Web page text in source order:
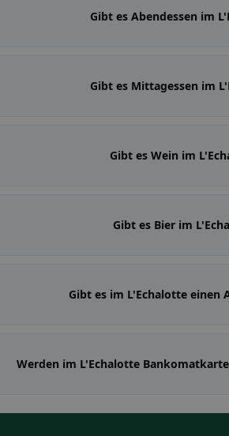
Gibt es Abendessen im
Gibt es Mittagessen im
Gibt es Wein im
Gibt es Bier im
Gibt es im L'Echalotte einen
Werden im L'Echalotte